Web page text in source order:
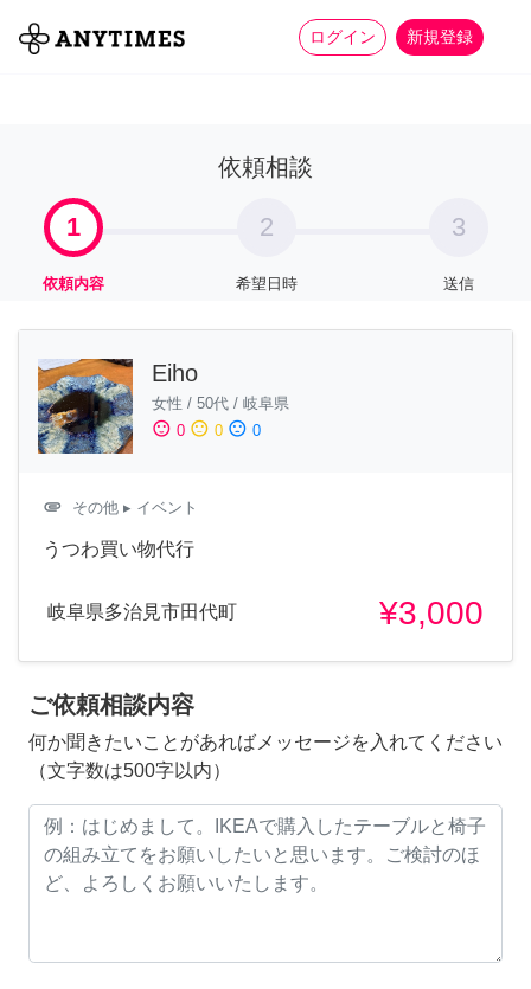
ログイン 新規登録
全て 家事 more_horiz
依頼相談
1
依頼内容
2
希望日時
3
送信
Eiho
女性 / 50代 / 岐阜県
sentiment_satisfied 0 sentiment_neutral 0 sentiment_dissatisfied 0
attachment その他 ▸ イベント
うつわ買い物代行
岐阜県多治見市田代町 ¥3,000
ご依頼相談内容
何か聞きたいことがあればメッセージを入れてください
（文字数は500字以内）